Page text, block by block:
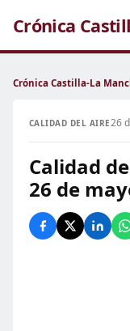
Crónica
Crónica Castilla-La
CALIDAD DEL AIRE26
Calidad
26 de